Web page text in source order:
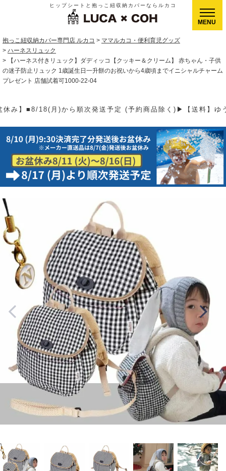
ヒップシートと抱っこ紐収納カバーならルカコ
抱っこ紐収納カバー専門店 ルカコ
ママルカコ・便利育児グッズ
ハーネスリュック
【ハーネス付きリュック】ダディッコ【クッキー＆クリーム】 赤ちゃん・子供
の迷子防止リュック 1歳誕生日一升餅のお祝いから4歳頃までイニシャルチャーム
プレゼント 店舗試着可1000-22-04
く)▶【送料】ゆうパケット400円(全国一律)、ゆうパック